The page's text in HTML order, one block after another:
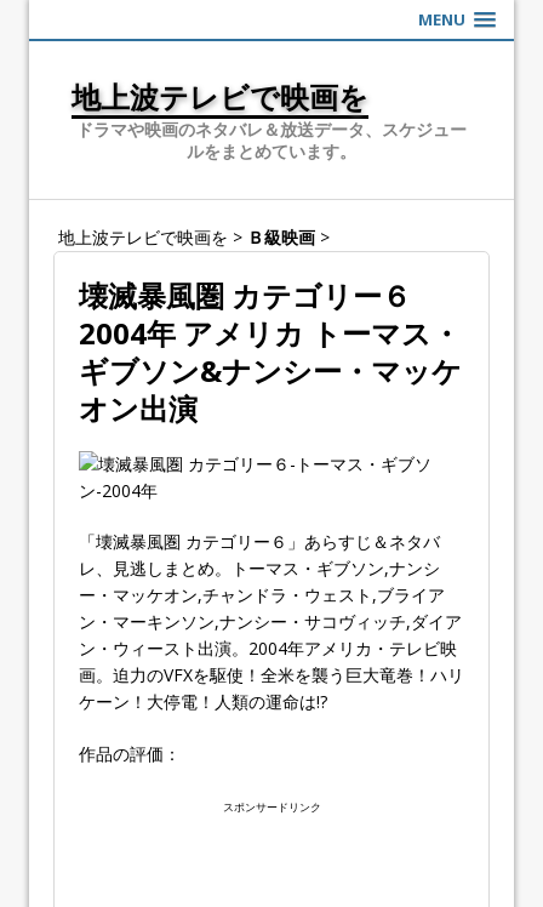
MENU
地上波テレビで映画を
ドラマや映画のネタバレ＆放送データ、スケジュー
ルをまとめています。
地上波テレビで映画を > Ｂ級映画 >
壊滅暴風圏 カテゴリー６
2004年 アメリカ トーマス・
ギブソン&ナンシー・マッケ
オン出演
「壊滅暴風圏 カテゴリー６」あらすじ＆ネタバ
レ、見逃しまとめ。トーマス・ギブソン,ナンシ
ー・マッケオン,チャンドラ・ウェスト,ブライア
ン・マーキンソン,ナンシー・サコヴィッチ,ダイア
ン・ウィースト出演。2004年アメリカ・テレビ映
画。迫力のVFXを駆使！全米を襲う巨大竜巻！ハリ
ケーン！大停電！人類の運命は!?
作品の評価：
スポンサードリンク